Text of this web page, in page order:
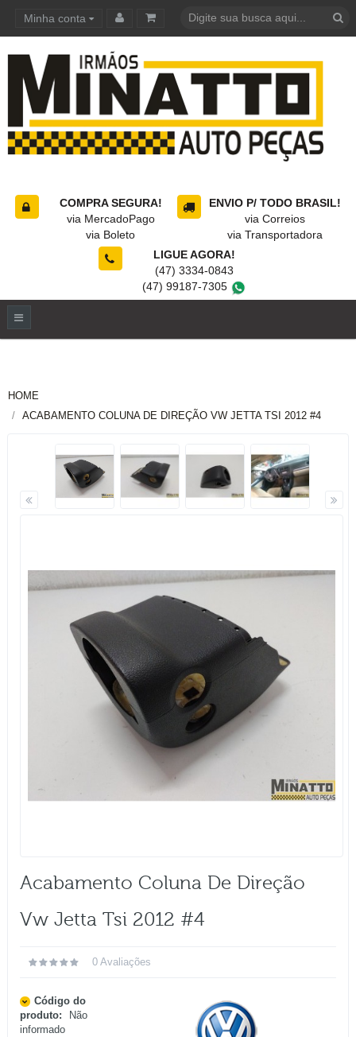
Minha conta
COMPRA SEGURA!
via MercadoPago
via Boleto
ENVIO P/ TODO BRASIL!
via Correios
via Transportadora
LIGUE AGORA!
(47) 3334-0843
(47) 99187-7305
HOME
ACABAMENTO COLUNA DE DIREÇÃO VW JETTA TSI 2012 #4
Acabamento Coluna De Direção
Vw Jetta Tsi 2012 #4
0 Avaliações
Código do
produto:
Não
informado